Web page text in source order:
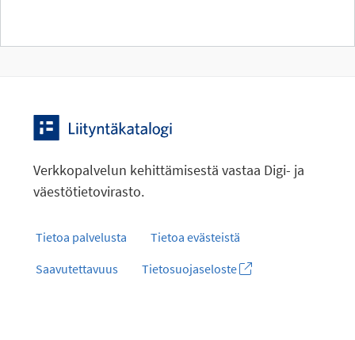
Verkkopalvelun kehittämisestä vastaa Digi- ja
väestötietovirasto.
Tietoa palvelusta
Tietoa evästeistä
Saavutettavuus
Tietosuojaseloste